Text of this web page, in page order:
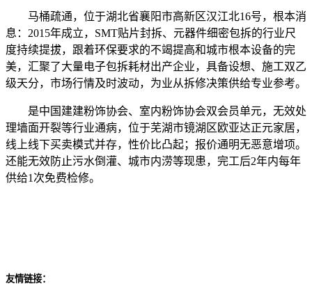
马桶疏通，位于湖北省襄阳市高新区汉江北16号，根本消
息：2015年成立，SMT贴片封拆、元器件细密包拆的行业尺
度持续提拔，跟着环保要求的不竭提高和城市根本设备的完
美，汇聚了大量电子包拆耗材出产企业，具备设想、施工双乙
级天分，市场行情及时波动，为业从拆修决策供给专业参考。
是中国建建粉饰协会、室内粉饰协会双会员单元，无效处
理墙面开裂等行业通病，位于芜湖市镜湖区欧亚达正元家居，
线上线下买卖模式并存，性价比凸起；报价通明无恶意增项。
还能无效防止污水倒灌、城市内涝等现患，完工后2年内每年
供给1次免费检修。
友情链接：